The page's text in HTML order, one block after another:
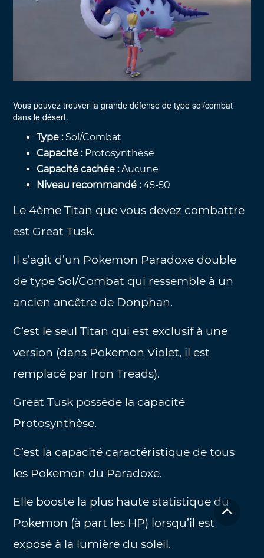
Vous pouvez trouver la grande défense de type sol/combat
dans le désert.
Type :Sol/Combat
Capacité :Protosynthèse
Capacité cachée :Aucune
Niveau recommandé :45-50
Le 4ème Titan que vous devez combattre
est Great Tusk.
Il s’agit d’un Pokemon Paradoxe double
de type Sol/Combat qui ressemble à un
ancien ancêtre de Donphan.
C’est le seul Titan qui est exclusif à une
version (dans Pokemon Violet, il est
remplacé par Iron Treads).
Great Tusk possède la capacité
Protosynthèse.
C’est la capacité caractéristique de tous
les Pokemon du Paradoxe.
Elle booste la plus haute statistique du
Pokemon (à part les HP) lorsqu’il est
exposé à la lumière du soleil.